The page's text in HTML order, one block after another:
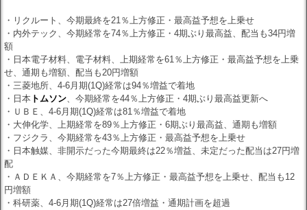
・リクルート、今期最終を21％上方修正・最高益予想を上乗せ
・内外テック、今期経常を74％上方修正・4期ぶり最高益、配当も34円増
額
・日本電子材料、電子材料、上期経常を61％上方修正・最高益予想を上乗
せ、通期も増額、配当も20円増額
・三菱地所、4-6月期(1Q)経常は94％増益で着地
・日本 トムソン、今期経常を44％上方修正・4期ぶり最高益更新へ
・ＵＢＥ、4-6月期(1Q)経常は81％増益で着地
・大伸化学、上期経常を89％上方修正・6期ぶり最高益、通期も増額
・フジクラ、今期経常を43％上方修正・最高益予想を上乗せ
・日本触媒、非開示だった今期最終は22％増益、未定だった配当は27円増
配
・ＡＤＥＫＡ、今期経常を7％上方修正・最高益予想を上乗せ、配当も12
円増額
・科研薬、4-6月期(1Q)経常は27倍増益・通期計画を超過